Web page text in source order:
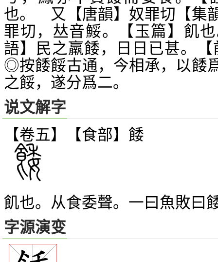
也。 又【唐韻】奴罪切【集
罪切， 𠀤音鮾。【玉篇】飢
語】民之羸餧，日日已甚。
◎按餧餒古通，今相承，以餧
之餒，遂分爲二。
说文解字
【卷五】【食部】 餧
飢也。从食委聲。一曰魚敗曰
字源演变